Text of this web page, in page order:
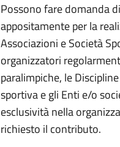
Possono fare domanda
appositamente per la
Associazioni e Società
organizzatori
paralimpiche, le
sportiva e gli Enti e/o
esclusività nella
richiesto il contributo.